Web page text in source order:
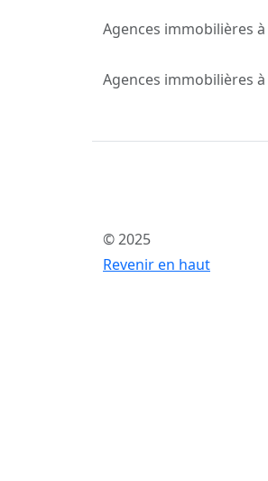
Agences immobilières
Agences immobilières
© 2025
Revenir en haut